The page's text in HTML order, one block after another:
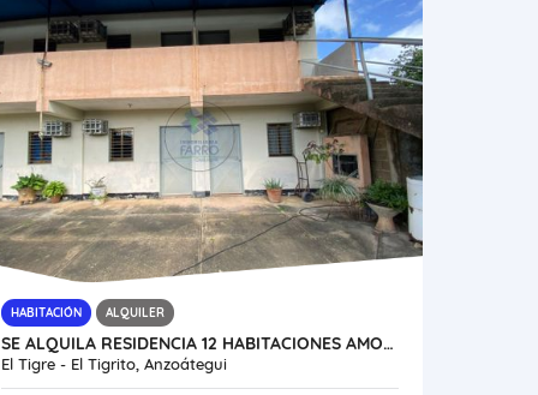
HABITACIÓN ALQUILER
SE ALQUILA RESIDENCIA 12 HABITACIONES AMOBLADAS VE45-212ET-JFUE-NGAR
El Tigre - El Tigrito, Anzoátegui